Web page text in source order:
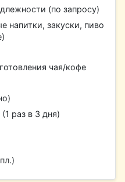
(по запросу)
напитки, закуски, пиво
чая/кофе
раз в 3 дня)